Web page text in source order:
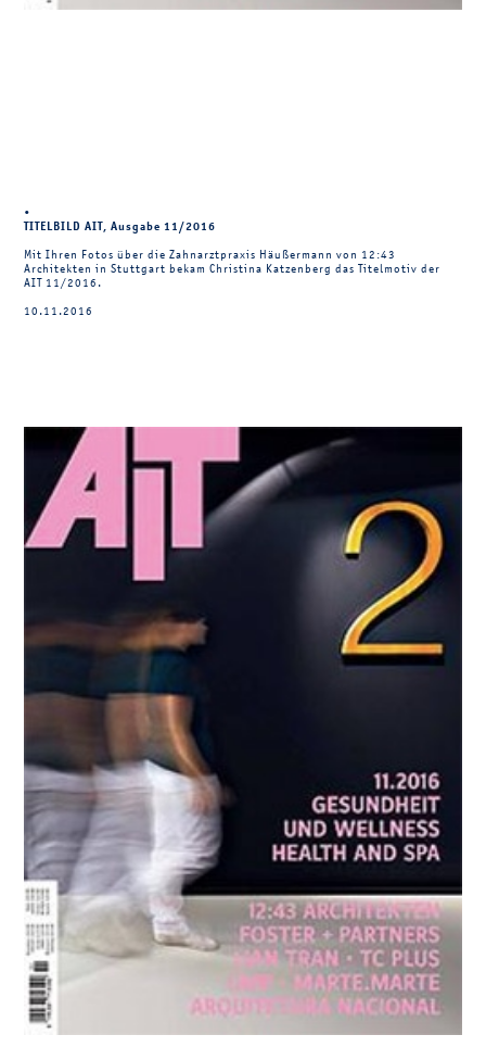
•
TITELBILD AIT, Ausgabe 11/2016
Mit Ihren Fotos über die Zahnarztpraxis Häußermann von 12:43
Architekten in Stuttgart bekam Christina Katzenberg das Titelmotiv der
AIT 11/2016.
10.11.2016